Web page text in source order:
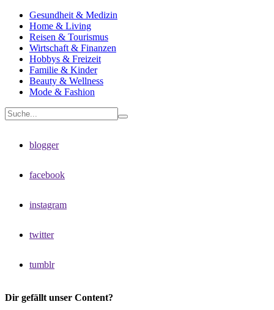
Gesundheit & Medizin
Home & Living
Reisen & Tourismus
Wirtschaft & Finanzen
Hobbys & Freizeit
Familie & Kinder
Beauty & Wellness
Mode & Fashion
blogger
facebook
instagram
twitter
tumblr
Dir gefällt unser Content?